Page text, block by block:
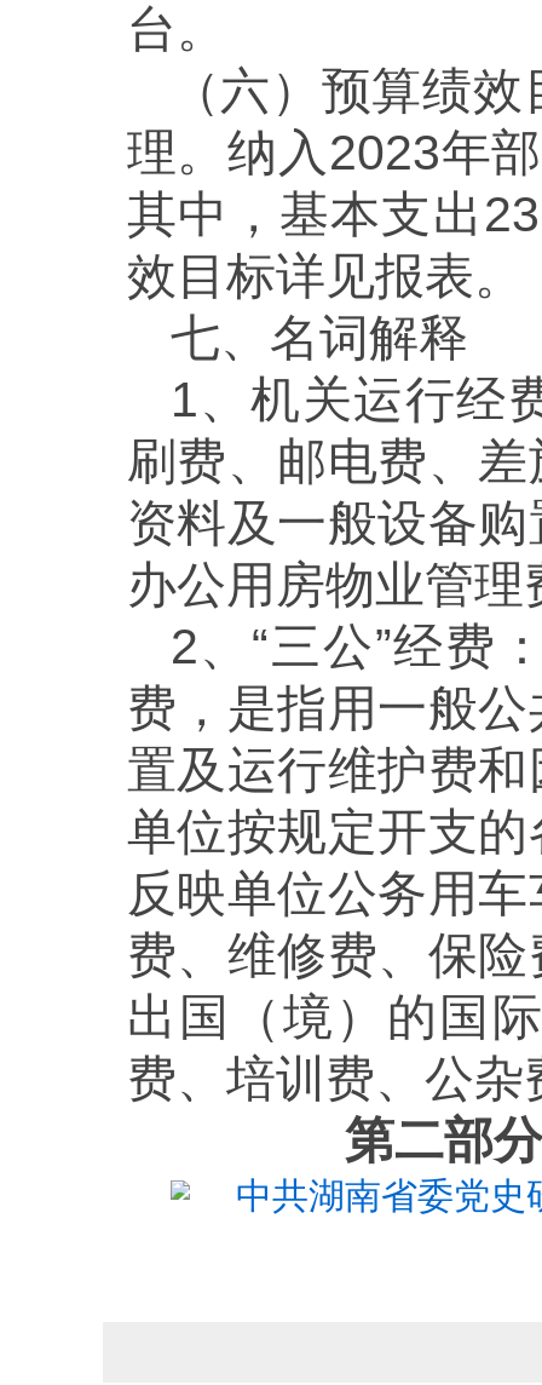
台。
（六）预算绩
理。纳入2023年
其中，基本支出
效目标详见报表。
七、名词解释
1、机关运行经
刷费、邮电费、
资料及一般设备
办公用房物业管
2、“三公”经费
费，是指用一般
置及运行维护费
单位按规定开支
反映单位公务用
费、维修费、保
出国（境）的国
费、培训费、公杂
第二部
中共湖南省委党史